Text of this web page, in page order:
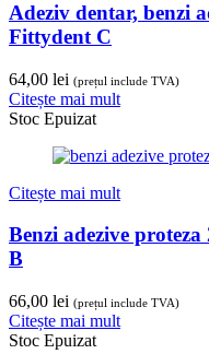
Adeziv dentar, benzi
Fittydent C
64,00 lei (prețul include TVA)
Citește mai mult
Stoc Epuizat
Citește mai mult
Benzi adezive
B
66,00 lei (prețul include TVA)
Citește mai mult
Stoc Epuizat